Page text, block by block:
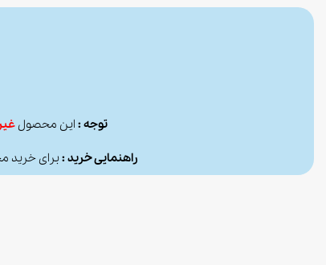
توجه : این محصول
راهنمایی خرید :برای خرید